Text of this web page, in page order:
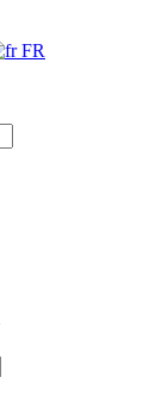
FR